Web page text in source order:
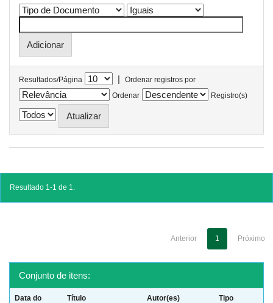
Resultados/Página |
Ordenar registros por
Ordenar
Registro(s)
Resultado 1-1 de 1.
Anterior 1 Próximo
Conjunto de itens:
Data do
Título Autor(es) Tipo